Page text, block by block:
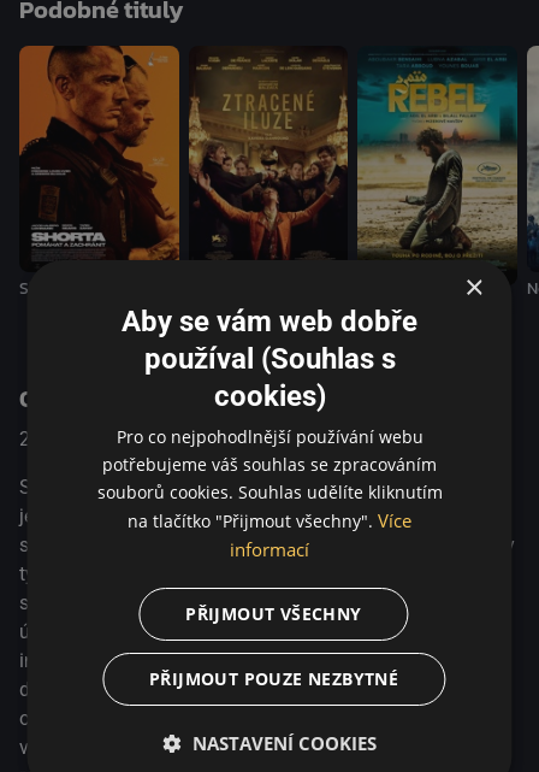
postavy „Bídníků“, více než zřejmá… Oscar Nominace |
poroty | 2020 César | Nejlepší film, Nejlepší vycházející
herec, Nejlepší střih, Cena diváků | 2020
Podobné tituly
Shorta
Ztracené Iluze
O pořadu
2019 Krimi / Drama / Thriller
Stéphane se nedávno připojil ke zvláštní kriminální
jednotce v Montfermeilu, na předměstí Paříže. Spolu se
svými kolegy Chrisem a Gwadou - oběma zkušenými členy
týmu - rychle postřehne zvyšující se napětí mezi
sousedními gangy. Když se v průběhu zatýkání ocitnou na
útěku, dron zachytí každý jejich pohyb, každou akci… Film
inspirovaný vzpourami z roku 2005 zasadil režisér Ladj Ly
do současného Montfermeilu, stejného místa, kde se
odehrávali slavní „Bídníci“ Victora Huga v roce 1862. O
více než 150 let později je podobnost mezi dnešní
×
Aby se vám web dobře
používal (Souhlas s
cookies)
Pro co nejpohodlnější používání webu
potřebujeme váš souhlas se zpracováním
souborů cookies. Souhlas udělíte kliknutím
na tlačítko "Přijmout všechny". Více
informací
PŘIJMOUT VŠECHNY
PŘIJMOUT POUZE NEZBYTNÉ
NASTAVENÍ COOKIES